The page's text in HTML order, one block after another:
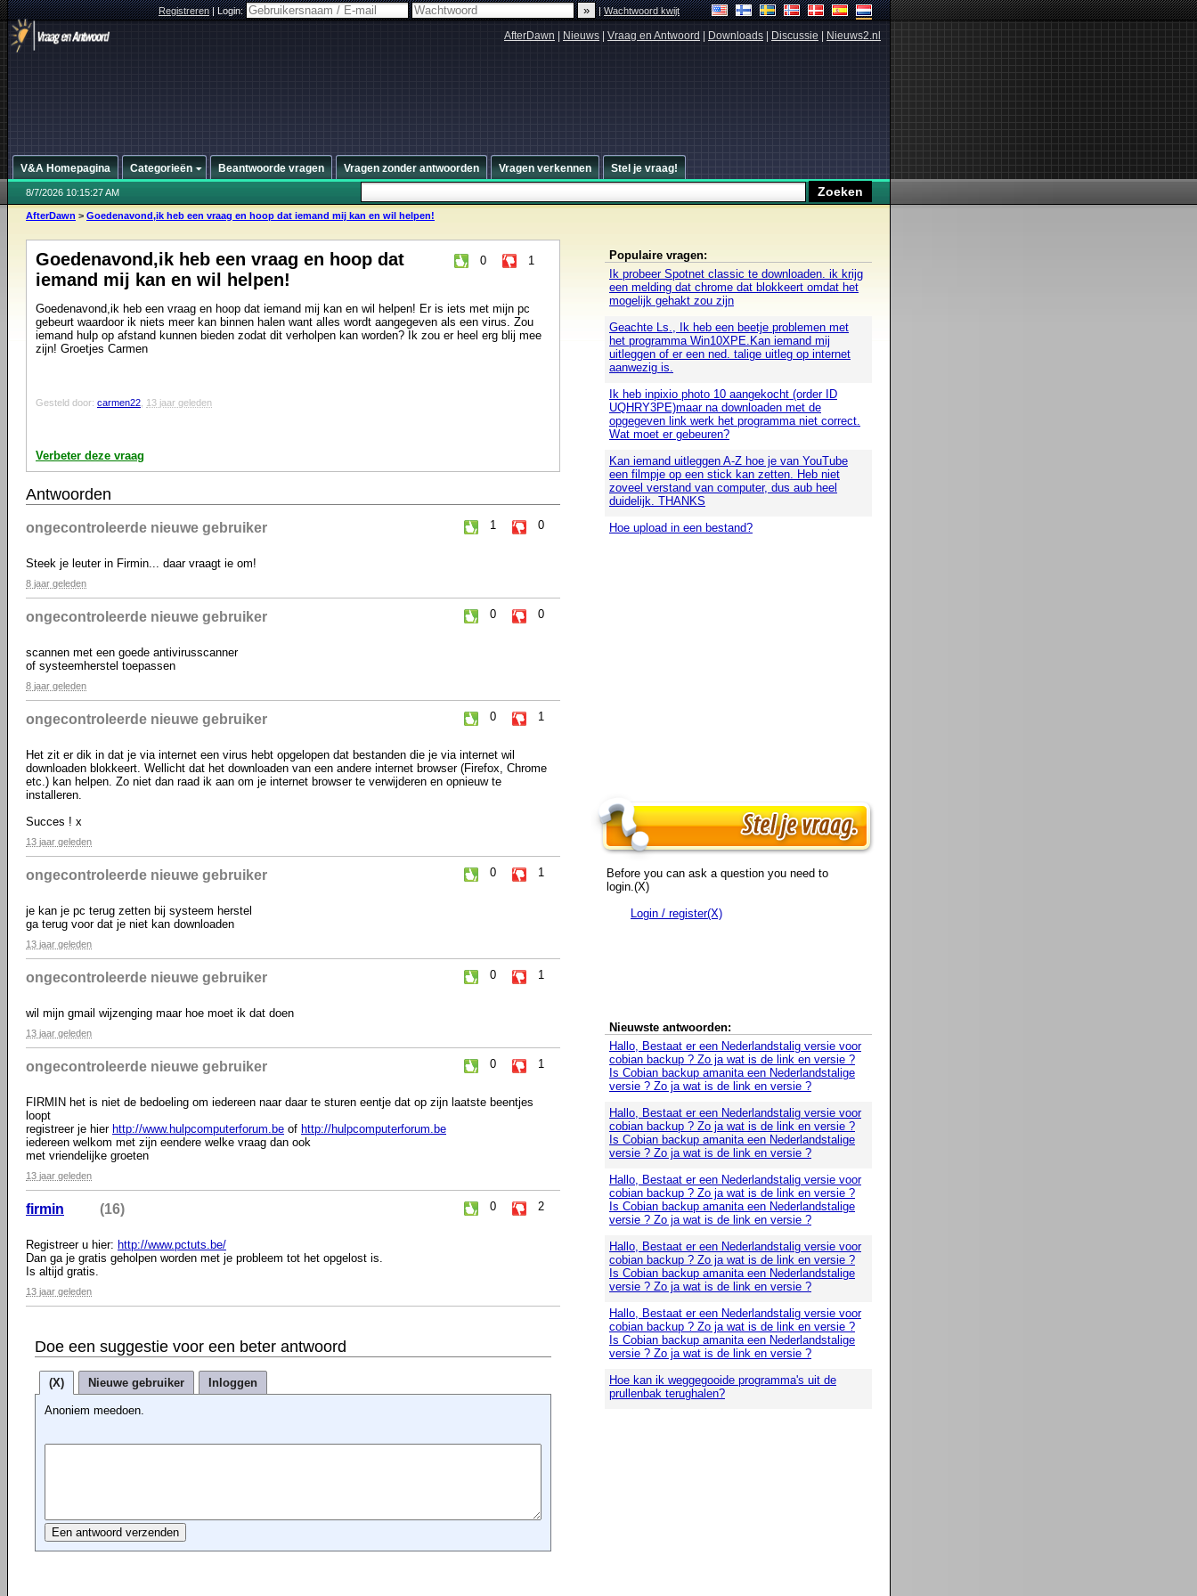
Registreren|Login: |Wachtwoord kwijt
AfterDawn Nieuws Vraag en Antwoord Downloads Discussie Nieuws2.nl
V&A Homepagina Categorieën Beantwoorde vragen Vragen zonder antwoorden Vragen verkennen Stel je vraag!
8/7/2026 10:15:27 AM
AfterDawn > Goedenavond,ik heb een vraag en hoop dat iemand mij kan en wil helpen!
0 1
Goedenavond,ik heb een vraag en hoop dat
iemand mij kan en wil helpen!
Goedenavond,ik heb een vraag en hoop dat iemand mij kan en wil helpen! Er is iets met mijn pc
gebeurt waardoor ik niets meer kan binnen halen want alles wordt aangegeven als een virus. Zou
iemand hulp op afstand kunnen bieden zodat dit verholpen kan worden? Ik zou er heel erg blij mee
zijn! Groetjes Carmen
Gesteld door: carmen22 13 jaar geleden
Verbeter deze vraag
Antwoorden
1 0
ongecontroleerde nieuwe gebruiker
Steek je leuter in Firmin... daar vraagt ie om!
8 jaar geleden
0 0
ongecontroleerde nieuwe gebruiker
scannen met een goede antivirusscanner
of systeemherstel toepassen
8 jaar geleden
0 1
ongecontroleerde nieuwe gebruiker
Het zit er dik in dat je via internet een virus hebt opgelopen dat bestanden die je via internet wil
downloaden blokkeert. Wellicht dat het downloaden van een andere internet browser (Firefox, Chrome
etc.) kan helpen. Zo niet dan raad ik aan om je internet browser te verwijderen en opnieuw te
installeren.
Succes ! x
13 jaar geleden
0 1
ongecontroleerde nieuwe gebruiker
je kan je pc terug zetten bij systeem herstel
ga terug voor dat je niet kan downloaden
13 jaar geleden
0 1
ongecontroleerde nieuwe gebruiker
wil mijn gmail wijzenging maar hoe moet ik dat doen
13 jaar geleden
0 1
ongecontroleerde nieuwe gebruiker
FIRMIN het is niet de bedoeling om iedereen naar daar te sturen eentje dat op zijn laatste beentjes
loopt
registreer je hier http://www.hulpcomputerforum.be of http://hulpcomputerforum.be
iedereen welkom met zijn eendere welke vraag dan ook
met vriendelijke groeten
13 jaar geleden
0 2
firmin (16)
Registreer u hier: http://www.pctuts.be/
Dan ga je gratis geholpen worden met je probleem tot het opgelost is.
Is altijd gratis.
13 jaar geleden
Doe een suggestie voor een beter antwoord
(X) Nieuwe gebruiker Inloggen
Anoniem meedoen.
Populaire vragen:
Ik probeer Spotnet classic te downloaden. ik krijg
een melding dat chrome dat blokkeert omdat het
mogelijk gehakt zou zijn
Geachte Ls., Ik heb een beetje problemen met
het programma Win10XPE.Kan iemand mij
uitleggen of er een ned. talige uitleg op internet
aanwezig is.
Ik heb inpixio photo 10 aangekocht (order ID
UQHRY3PE)maar na downloaden met de
opgegeven link werk het programma niet correct.
Wat moet er gebeuren?
Kan iemand uitleggen A-Z hoe je van YouTube
een filmpje op een stick kan zetten. Heb niet
zoveel verstand van computer, dus aub heel
duidelijk. THANKS
Hoe upload in een bestand?
Before you can ask a question you need to
login.(X)
Login / register(X)
Nieuwste antwoorden:
Hallo, Bestaat er een Nederlandstalig versie voor
cobian backup ? Zo ja wat is de link en versie ?
Is Cobian backup amanita een Nederlandstalige
versie ? Zo ja wat is de link en versie ?
Hallo, Bestaat er een Nederlandstalig versie voor
cobian backup ? Zo ja wat is de link en versie ?
Is Cobian backup amanita een Nederlandstalige
versie ? Zo ja wat is de link en versie ?
Hallo, Bestaat er een Nederlandstalig versie voor
cobian backup ? Zo ja wat is de link en versie ?
Is Cobian backup amanita een Nederlandstalige
versie ? Zo ja wat is de link en versie ?
Hallo, Bestaat er een Nederlandstalig versie voor
cobian backup ? Zo ja wat is de link en versie ?
Is Cobian backup amanita een Nederlandstalige
versie ? Zo ja wat is de link en versie ?
Hallo, Bestaat er een Nederlandstalig versie voor
cobian backup ? Zo ja wat is de link en versie ?
Is Cobian backup amanita een Nederlandstalige
versie ? Zo ja wat is de link en versie ?
Hoe kan ik weggegooide programma's uit de
prullenbak terughalen?